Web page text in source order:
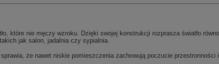
które nie męczy wzroku. Dzięki swojej konstrukcji rozprasza światło
jak salon, jadalnia czy sypialnia.
że nawet niskie pomieszczenia zachowują poczucie przestronności